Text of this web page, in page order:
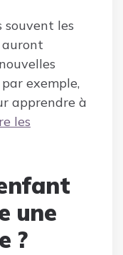
souvent les
auront
exemple,
apprendre à
les
une
?